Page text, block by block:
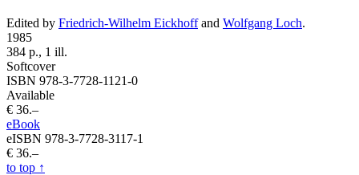
Edited by Friedrich-Wilhelm Eickhoffand Wolfgang Loch.
1985
384 p., 1 ill.
Softcover
ISBN 978-3-7728-1121-0
Available
€ 36.–
eBook
eISBN 978-3-7728-3117-1
€ 36.–
to top ↑